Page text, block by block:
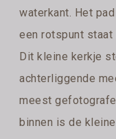
waterkant. Het
een rotspunt staat
Dit kleine kerkje
achterliggende
meest
binnen is de